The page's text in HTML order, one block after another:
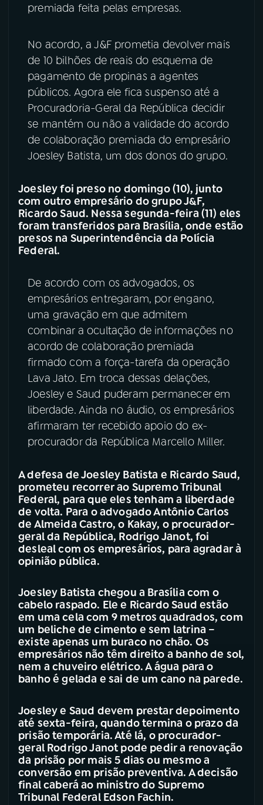
ACOMPANHE A RÁDIO NACIONAL
Instagram X
TikTok
premiada feita pelas empresas.
No acordo, a J&F prometia devolver mais
de 10 bilhões de reais do esquema de
pagamento de propinas a agentes
públicos. Agora ele fica suspenso até a
Procuradoria-Geral da República decidir
se mantém ou não a validade do acordo
de colaboração premiada do empresário
Joesley Batista, um dos donos do grupo.
Joesley foi preso no domingo (10), junto
com outro empresário do grupo J&F,
Ricardo Saud. Nessa segunda-feira (11) eles
foram transferidos para Brasília, onde estão
presos na Superintendência da Polícia
Federal.
De acordo com os advogados, os
empresários entregaram, por engano,
uma gravação em que admitem
combinar a ocultação de informações no
acordo de colaboração premiada
firmado com a força-tarefa da operação
Lava Jato. Em troca dessas delações,
Joesley e Saud puderam permanecer em
liberdade. Ainda no áudio, os empresários
afirmaram ter recebido apoio do ex-
procurador da República Marcello Miller.
A defesa de Joesley Batista e Ricardo Saud,
prometeu recorrer ao Supremo Tribunal
Federal, para que eles tenham a liberdade
de volta. Para o advogado Antônio Carlos
de Almeida Castro, o Kakay, o procurador-
geral da República, Rodrigo Janot, foi
desleal com os empresários, para agradar à
opinião pública.
Joesley Batista chegou a Brasília com o
cabelo raspado. Ele e Ricardo Saud estão
em uma cela com 9 metros quadrados, com
um beliche de cimento e sem latrina –
existe apenas um buraco no chão. Os
empresários não têm direito a banho de sol,
nem a chuveiro elétrico. A água para o
banho é gelada e sai de um cano na parede.
Joesley e Saud devem prestar depoimento
até sexta-feira, quando termina o prazo da
prisão temporária. Até lá, o procurador-
geral Rodrigo Janot pode pedir a renovação
da prisão por mais 5 dias ou mesmo a
conversão em prisão preventiva. A decisão
final caberá ao ministro do Supremo
Tribunal Federal Edson Fachin.